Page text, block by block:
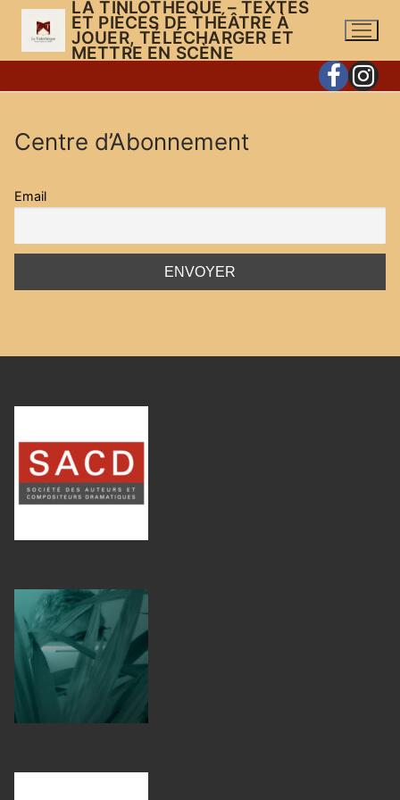
Aller
contenu
LA TINLOTHÈQUE – TEXTES
ET PIÈCES DE THÉÂTRE À
JOUER, TÉLÉCHARGER ET
METTRE EN SCÈNE
Centre d’Abonnement
Email